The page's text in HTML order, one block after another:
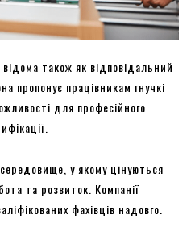
також як відповідальний
пропонує працівникам гнучкі
для професійного
у якому цінуються
та розвиток. Компанії
фахівців надовго.